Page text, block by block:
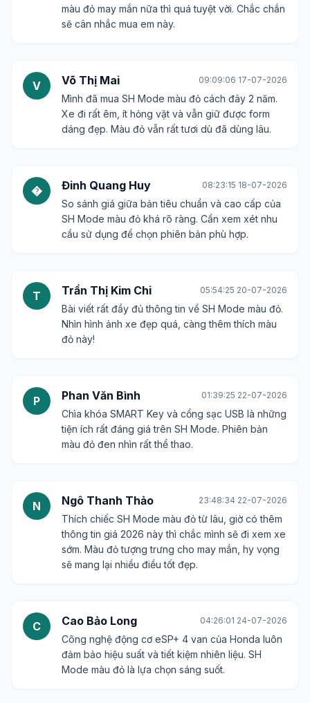
màu đỏ may mắn nữa thì quá tuyệt vời. Chắc chắn
sẽ cân nhắc mua em này.
V Võ Thị Mai 09:09:06 17-07-2026
Mình đã mua SH Mode màu đỏ cách đây 2 năm.
Xe đi rất êm, ít hỏng vặt và vẫn giữ được form
dáng đẹp. Màu đỏ vẫn rất tươi dù đã dùng lâu.
� Đinh Quang Huy 08:23:15 18-07-2026
So sánh giá giữa bản tiêu chuẩn và cao cấp của
SH Mode màu đỏ khá rõ ràng. Cần xem xét nhu
cầu sử dụng để chọn phiên bản phù hợp.
T Trần Thị Kim Chi 05:54:25 20-07-2026
Bài viết rất đầy đủ thông tin về SH Mode màu đỏ.
Nhìn hình ảnh xe đẹp quá, càng thêm thích màu
đỏ này!
P Phan Văn Bình 01:39:25 22-07-2026
Chìa khóa SMART Key và cổng sạc USB là những
tiện ích rất đáng giá trên SH Mode. Phiên bản
màu đỏ đen nhìn rất thể thao.
N Ngô Thanh Thảo 23:48:34 22-07-2026
Thích chiếc SH Mode màu đỏ từ lâu, giờ có thêm
thông tin giá 2026 này thì chắc mình sẽ đi xem xe
sớm. Màu đỏ tượng trưng cho may mắn, hy vọng
sẽ mang lại nhiều điều tốt đẹp.
C Cao Bảo Long 04:26:01 24-07-2026
Công nghệ động cơ eSP+ 4 van của Honda luôn
đảm bảo hiệu suất và tiết kiệm nhiên liệu. SH
Mode màu đỏ là lựa chọn sáng suốt.